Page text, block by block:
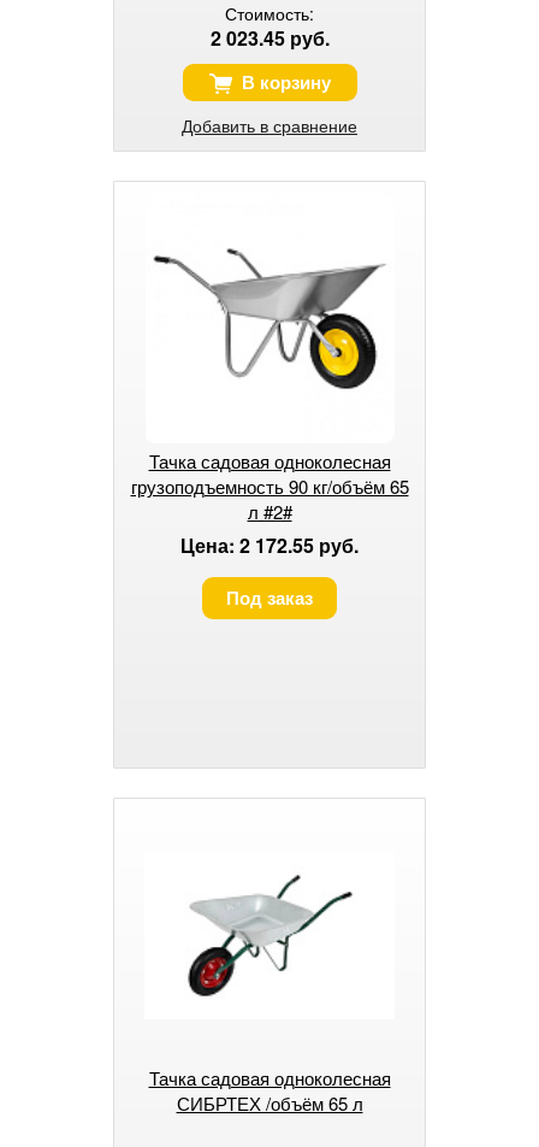
Стоимость:
2 023.45 руб.
В корзину
Добавить в сравнение
Тачка садовая одноколесная
грузоподъемность 90 кг/объём 65
л #2#
Цена: 2 172.55 руб.
Под заказ
Тачка садовая одноколесная
СИБРТЕХ /объём 65 л